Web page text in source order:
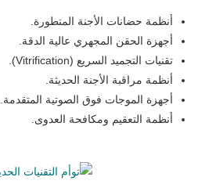
أنظمة حضانات الأجنة المتطورة.
أجهزة الحقن المجهري عالية الدقة.
تقنيات التجميد السريع (Vitrification).
أنظمة مراقبة الأجنة الحديثة.
أجهزة الموجات فوق الصوتية المتقدمة.
أنظمة التعقيم ومكافحة العدوى.